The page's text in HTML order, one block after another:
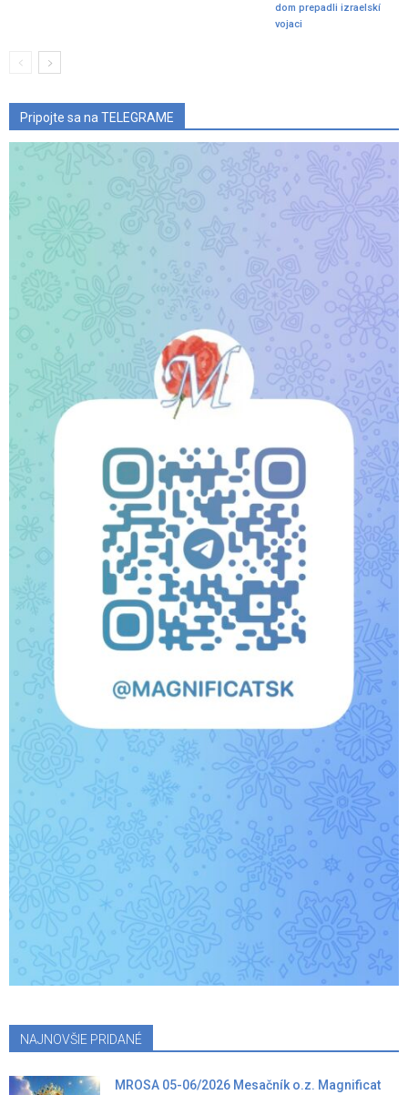
dom prepadli izraelskí
vojaci
Pripojte sa na TELEGRAME
NAJNOVŠIE PRIDANÉ
MROSA 05-06/2026 Mesačník o.z. Magnificat